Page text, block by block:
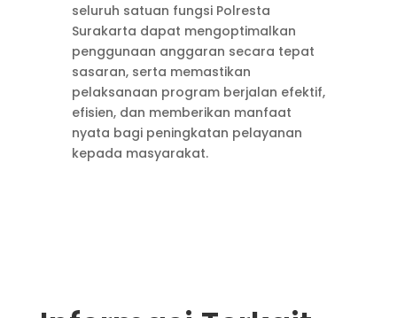
seluruh satuan fungsi Polresta
Surakarta dapat mengoptimalkan
penggunaan anggaran secara tepat
sasaran, serta memastikan
pelaksanaan program berjalan efektif,
efisien, dan memberikan manfaat
nyata bagi peningkatan pelayanan
kepada masyarakat.